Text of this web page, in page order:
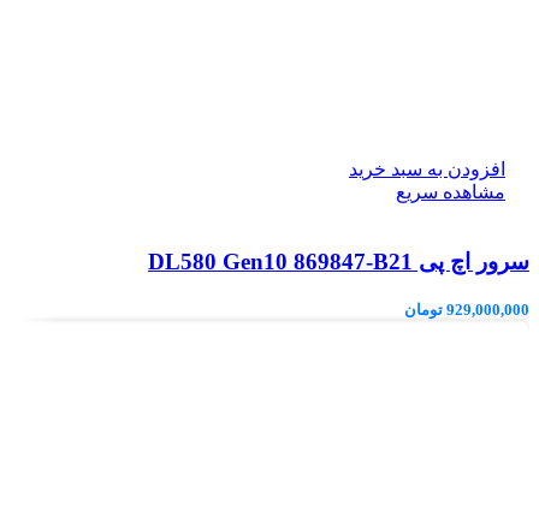
افزودن به سبد خرید
مشاهده سریع
سرور اچ پی DL580 Gen10 869847-B21
929,000,000 تومان